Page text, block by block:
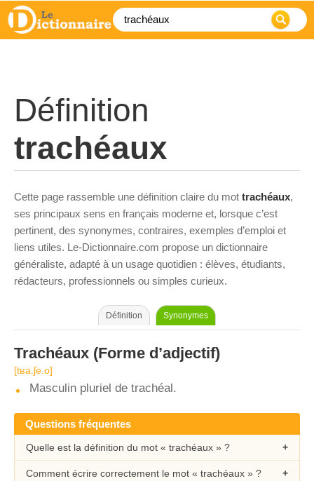
Définition
trachéaux
Cette page rassemble une définition claire du mot trachéaux,
ses principaux sens en français moderne et, lorsque c’est
pertinent, des synonymes, contraires, exemples d’emploi et
liens utiles. Le-Dictionnaire.com propose un dictionnaire
généraliste, adapté à un usage quotidien : élèves, étudiants,
rédacteurs, professionnels ou simples curieux.
Définition Synonymes
Trachéaux (Forme d’adjectif)
[tʁa.ʃe.o]
Masculin pluriel de trachéal.
Questions fréquentes
Quelle est la définition du mot « trachéaux » ?
Comment écrire correctement le mot « trachéaux » ?